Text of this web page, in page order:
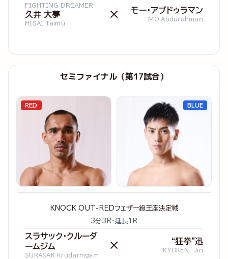
FIGHTING DREAMER
久井 大夢
HISAI Taimu
× モー・アブドゥラマン
MO Abdurahman
セミファイナル（第17試合）
RED
KNOCK OUT-REDフェザー級王座決定戦
3分3R・延長1R
スラサック・クルーダ
ームジム
SURASAK Krudarmgym
× “狂拳”迅
“KYOKEN” Jin
BLUE